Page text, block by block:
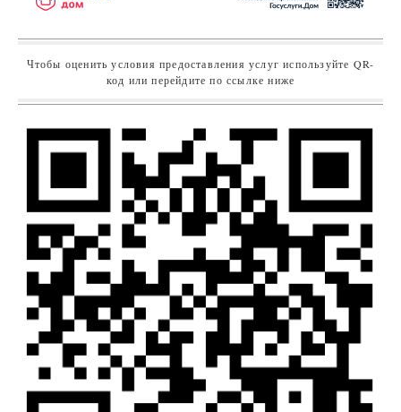
Чтобы оценить условия предоставления услуг используйте QR-
код или перейдите по ссылке ниже